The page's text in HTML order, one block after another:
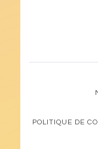
POLITIQUE DE